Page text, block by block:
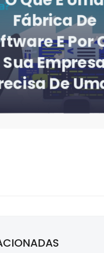
Que Projetos
Falham?
Mais